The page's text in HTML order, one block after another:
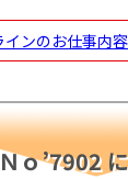
インのお仕事内
ｏ’7902